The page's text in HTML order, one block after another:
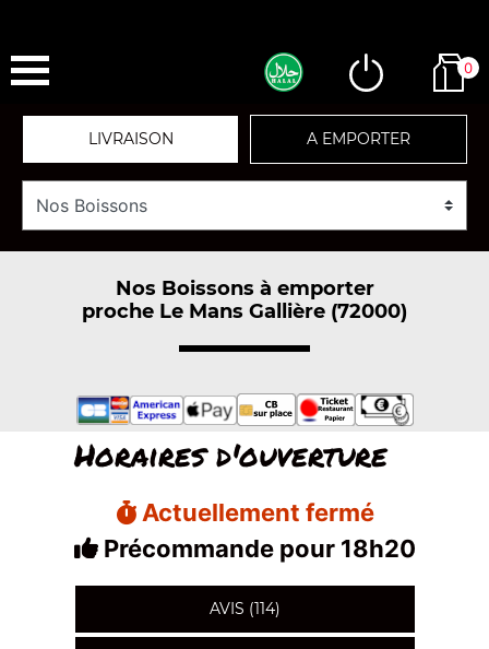
0
LIVRAISON A EMPORTER
Nos Boissons à emporter
proche Le Mans Gallière (72000)
Horaires d'ouverture
Actuellement fermé
Précommande pour 18h20
AVIS (114)